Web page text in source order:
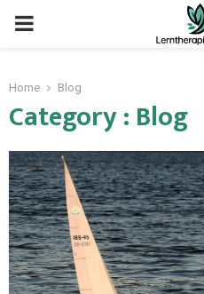
Home Blog
Category : Blog